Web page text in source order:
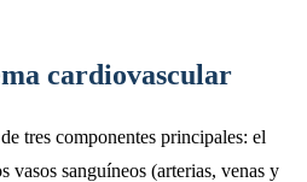
cardiovascular
tres componentes principales: el
vasos sanguíneos (arterias, venas y